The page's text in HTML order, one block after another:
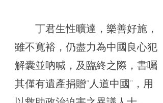
丁君生性曠達，樂善好施，
雖不寬裕，仍盡力為中國良心犯
解囊並吶喊，及臨終之際，書囑
其僅有遺產捐贈“人道中國”，用